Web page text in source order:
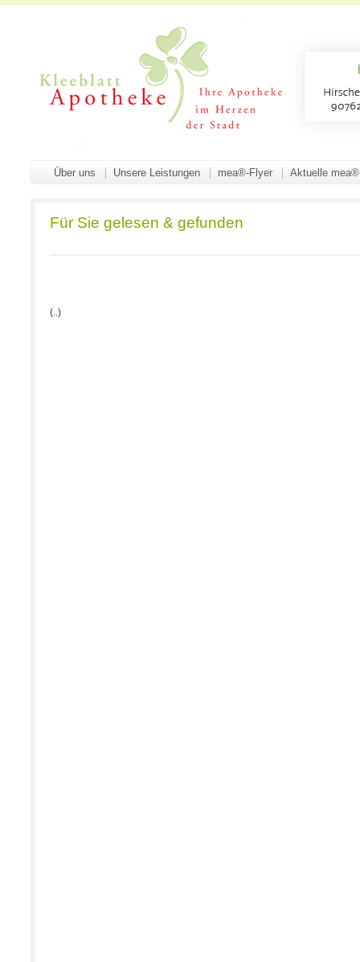
Über uns Unsere Leistungen mea®-Flyer Aktuelle
Für Sie gelesen & gefunden
(..)